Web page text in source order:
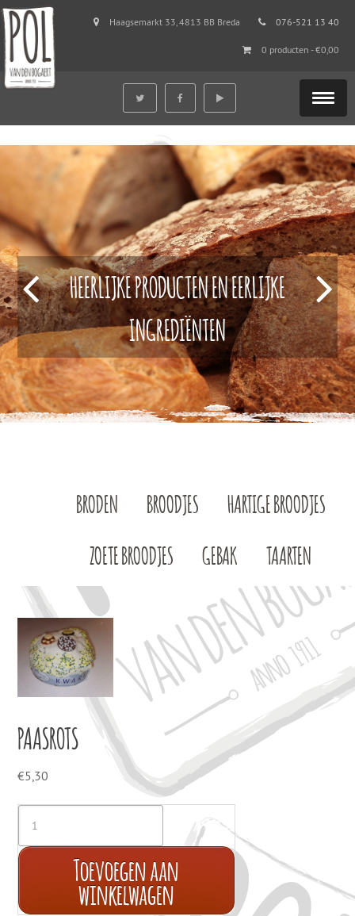
Haagsemarkt 33, 4813 BB Breda 076-521 13 40
0 producten -€0,00
HEERLIJKE PRODUCTEN EN EERLIJKE
INGREDIËNTEN
BRODEN BROODJES HARTIGE BROODJES
ZOETE BROODJES GEBAK TAARTEN
PAASROTS
€5,30
Toevoegen aan
winkelwagen